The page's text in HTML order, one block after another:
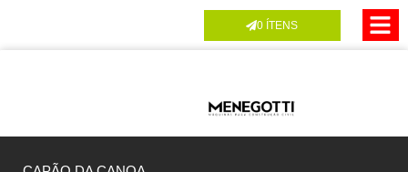
0 ÍTENS